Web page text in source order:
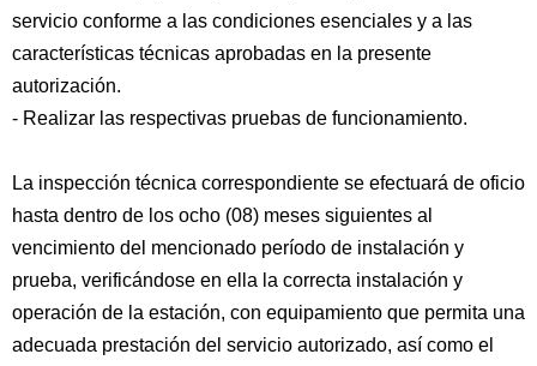
servicio conforme a las condiciones esenciales y a las
características técnicas aprobadas en la presente
autorización.
- Realizar las respectivas pruebas de funcionamiento.
La inspección técnica correspondiente se efectuará de oficio
hasta dentro de los ocho (08) meses siguientes al
vencimiento del mencionado período de instalación y
prueba, verificándose en ella la correcta instalación y
operación de la estación, con equipamiento que permita una
adecuada prestación del servicio autorizado, así como el